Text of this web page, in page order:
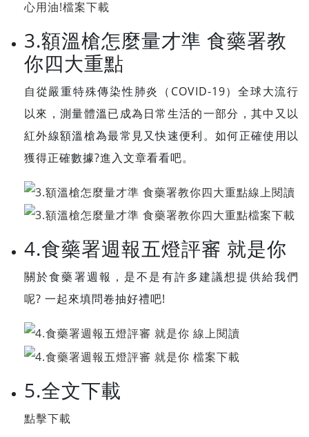
3.額溫槍怎麼量才準 食藥署教
你四大重點
自從嚴重特殊傳染性肺炎（COVID-19）全球大流行
以來，測量體溫已成為日常生活的一部分，其中又以
紅外線額溫槍為最常見又快速便利。如何正確使用以
獲得正確數據?進入文章看看吧。
4.食藥署週報五燈評審 就是你
關於食藥署週報，是不是有許多建議想提供給我們
呢? 一起來填問卷抽好禮吧!
5.全文下載
點擊下載